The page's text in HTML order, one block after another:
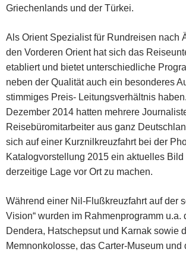
Griechenlands und der Türkei.
Als Orient Spezialist für Rundreisen nach
den Vorderen Orient hat sich das
etabliert und bietet unterschiedliche
neben der Qualität auch ein besonderes
stimmiges Preis- Leitungsverhältnis
Dezember 2014 hatten mehrere
Reisebüromitarbeiter aus ganz
sich auf einer Kurznilkreuzfahrt bei der
Katalogvorstellung 2015 ein aktuelles Bild
derzeitige Lage vor Ort zu machen.
Während einer Nil-Flußkreuzfahrt auf der
Vision“ wurden im Rahmenprogramm u.a.
Dendera, Hatschepsut und Karnak sowie
Memnonkolosse, das Carter-Museum und